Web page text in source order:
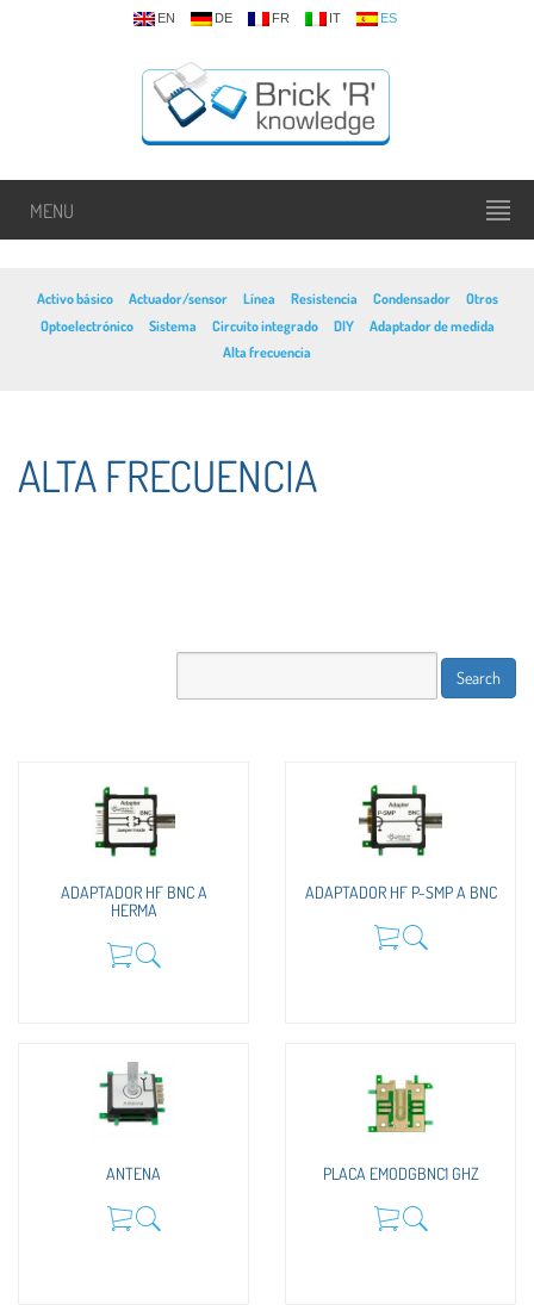
EN DE FR IT ES
MENU
Activo básico Actuador/sensor Línea Resistencia Condensador
Otros
Optoelectrónico
Sistema Circuito integrado DIY
Adaptador de medida
Alta frecuencia
ALTA FRECUENCIA
ADAPTADOR HF BNC A
HERMA
ADAPTADOR HF P-SMP A BNC
ANTENA PLACA EMODGBNC1 GHZ